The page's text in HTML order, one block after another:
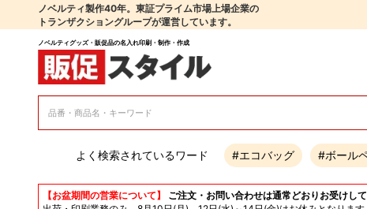
ノベルティ製作40年。東証プライム市場上場企業の
トランザクショングループが運営しています。
ノベルティグッズ・販促品の名入れ印刷・制作・作成
よく検索されているワード #エコバッグ #ボール
【お盆期間の営業について】
ご注文・お問い合わせは通常どおりお受けして